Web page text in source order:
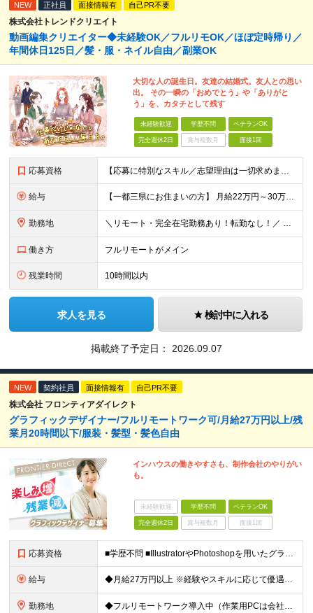
NEW 正社員 面接情報有 自己PR不要
株式会社トレンドクリエイト
動画編集クリエイター◆未経験OK／フルリモOK／ほぼ定時帰り／
年間休日125日／髪・服・ネイル自由／副業OK
大切な人の誕生日。友達の結婚式。友人との思い
出。 その一瞬の「おめでとう」や「ありがと
う」を、カタチとして残す
未経験歓迎 学歴不問 ベテランOK
完全週休2日 賞与複数月 面接1回
応募資格 【応募に特別なスキル／志望理由は一切求めません！】 学歴不問／職種・業種未経験歓迎／面接は1回のみ！ ☆彡10名以上の仲間を大募集！ 未経験・第二新卒・初めての正社員も大歓迎！ 「動画を見るのが
給与 【一都三県にお住まいの方】 月給22万円～30万円+インセンティブ ※経験・能力を考慮して決定。経験がある場合は、スキルに応じた月給額でスタートします。 ※上記には固定残業代（10時間分／15,000
勤務地 ＼リモート・完全在宅勤務あり！転勤なし！／ 【47都道府県の好きな地域で働けます☆彡】 ★リモート・フルリモートも選択可能です！ └将来的には「お気に入りのカフェでテレワーク」 「日本全国、旅をしな
働き方 フルリモートがメイン
残業時間 10時間以内
求人を見る 検討中に入れる
掲載終了予定日： 2026.09.07
NEW 契約社員 面接情報有 自己PR不要
株式会社 フロンティアダイレクト
グラフィックデザイナー/フルリモートワーク可/月給27万円以上/残
業月20時間以下/服装・髪型・髪色自由
インハウスの働きやすさも、制作会社のやりがい
も。
未経験歓迎 学歴不問 ベテランOK
完全週休2日 賞与複数月 面接1回
応募資格 ■学歴不問 ■IllustratorやPhotoshopを用いたグラフィックデザインの実務経験（2年以上） ≪こんな方は歓迎！≫ ◆指示書そのままのデザインをつくるのではなく、伝わるデザインを模索&
給与 ◆月給27万円以上 ※経験やスキルに応じて優遇いたします ※試用期間1ヶ月（期間中の給与・待遇に差異はございません） ※上記金額にはみなし残業代40時間分(6万円)を含み、超過分は別途支給いたします
勤務地 ◆フルリモートワーク導入中（作業用PCは会社から支給） ◆出社日を合わせてランチ会をするなど定期的に社内コミュニケーションも図っています！ 本社/東京都渋谷区渋谷3-3-5 NBF渋谷イースト ≪